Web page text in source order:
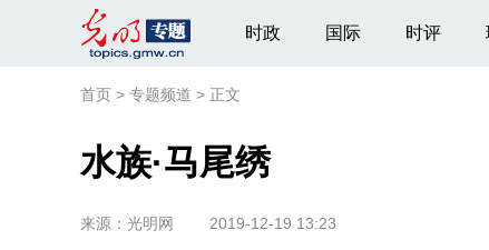
时政 国际 时评
首页 > 专题频道 > 正文
水族·马尾绣
来源： 光明网 2019-12-19 13:23